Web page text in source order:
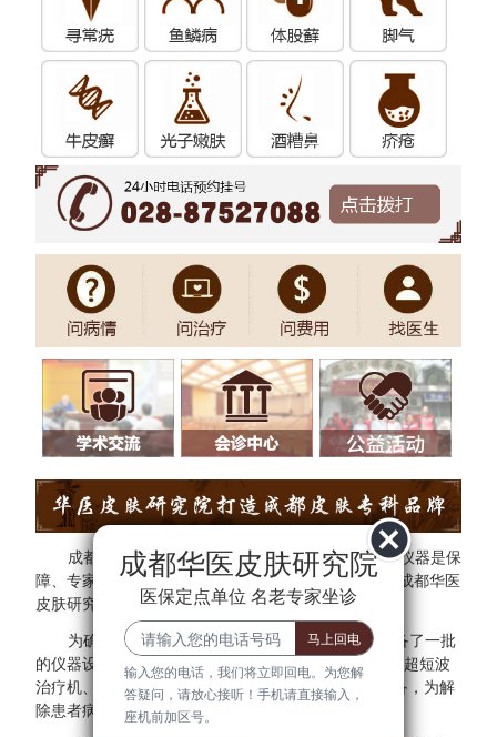
成都华医皮肤研究院秉承"医院环境是基础、设备仪器是保
障、专家团队是核心"的方针。为了更好的服务于民，成都华医
皮肤研究院与多家三甲医院专家建立专家会诊中心。
为确保医疗质量与安全，成都华医皮肤研究院配备了一批
的仪器设备，拥有308准分子光治疗仪、红宝石激光、超短波
治疗机、射频治疗仪、窄谱UVB治疗仪等检查诊断设备，为解
除患者病症提供可靠的保障。
成都华医皮肤研究院
医保定点单位 名老专家坐诊
输入您的电话，我们将立即回电。为您解
答疑问，请放心接听！手机请直接输入，
座机前加区号。